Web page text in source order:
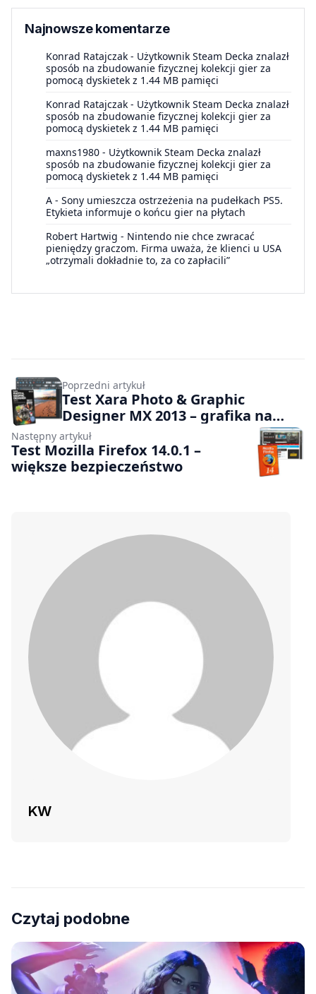
Najnowsze komentarze
Konrad Ratajczak - Użytkownik Steam Decka znalazł
sposób na zbudowanie fizycznej kolekcji gier za
pomocą dyskietek z 1.44 MB pamięci
Konrad Ratajczak - Użytkownik Steam Decka znalazł
sposób na zbudowanie fizycznej kolekcji gier za
pomocą dyskietek z 1.44 MB pamięci
maxns1980 - Użytkownik Steam Decka znalazł
sposób na zbudowanie fizycznej kolekcji gier za
pomocą dyskietek z 1.44 MB pamięci
A - Sony umieszcza ostrzeżenia na pudełkach PS5.
Etykieta informuje o końcu gier na płytach
Robert Hartwig - Nintendo nie chce zwracać
pieniędzy graczom. Firma uważa, że klienci u USA
„otrzymali dokładnie to, za co zapłacili”
Poprzedni artykuł
Test Xara Photo & Graphic
Designer MX 2013 – grafika na
różne sposoby
Następny artykuł
Test Mozilla Firefox 14.0.1 –
większe bezpieczeństwo
KW
Czytaj podobne